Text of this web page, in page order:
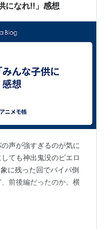
になれ!!」感想
声が強すぎるのが気に
ても神出鬼没のピエロ
に残った回でバイパ倒
前後編だったのか。横